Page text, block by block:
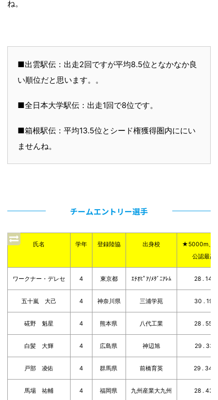
ね。
■出雲駅伝：出走2回ですが平均8.5位となかなか良
い順位だと思います。。
■全日本大学駅伝：出走1回で8位です。
■箱根駅伝：平均13.5位とシード権獲得圏内ににい
ませんね。
チームエントリー選手
氏名 学年 登録陸協 出身校
★5000m、
公認最高
ワークナー・デレセ 4 東京都 ｴﾁｵﾋﾟｱ/ﾒﾀﾞﾆｱﾚﾑ 28 . 14 .
五十嵐 大己 4 神奈川県 三浦学苑 30 . 19
硴野 魁星 4 熊本県 八代工業 28 . 55
白髪 大輝 4 広島県 神辺旭 29 . 33 .
戸部 凌佑 4 群馬県 前橋育英 29 . 34
馬場 祐輔 4 福岡県 九州産業大九州 28 . 43